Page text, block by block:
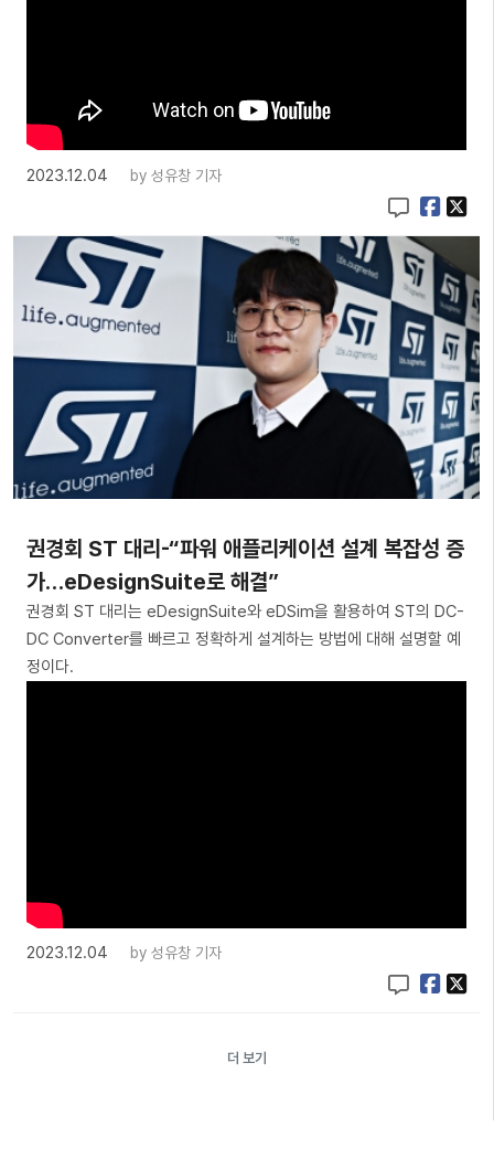
2023.12.04 by 성유창 기자
권경회 ST 대리-“파워 애플리케이션 설계 복잡성 증
가…eDesignSuite로 해결”
권경회 ST 대리는 eDesignSuite와 eDSim을 활용하여 ST의 DC-
DC Converter를 빠르고 정확하게 설계하는 방법에 대해 설명할 예
정이다.
2023.12.04 by 성유창 기자
더 보기